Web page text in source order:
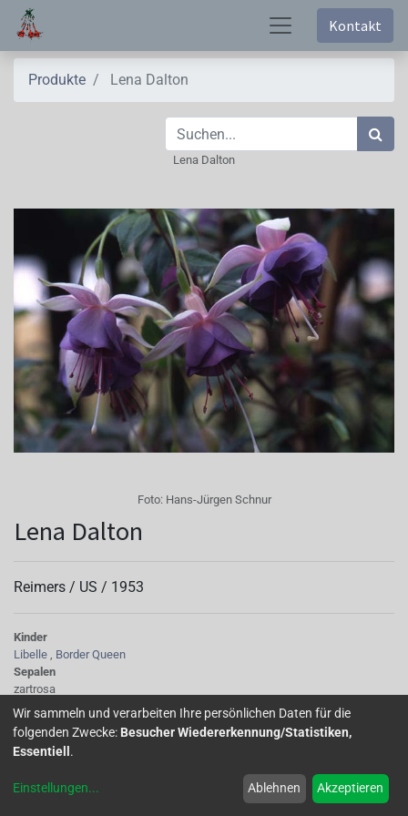
Kontakt
Produkte Lena Dalton
Lena Dalton
Foto: Hans-Jürgen Schnur
Lena Dalton
Reimers / US / 1953
Kinder
Libelle , Border Queen
Sepalen
zartrosa
Korolle/Petalen
lavendel
Knospe/Blüte
gefüllt, mittelgross
stehend
Wir sammeln und verarbeiten Ihre persönlichen Daten für die
folgenden Zwecke: Besucher Wiedererkennung/Statistiken,
Essentiell .
Einstellungen... Ablehnen Akzeptieren